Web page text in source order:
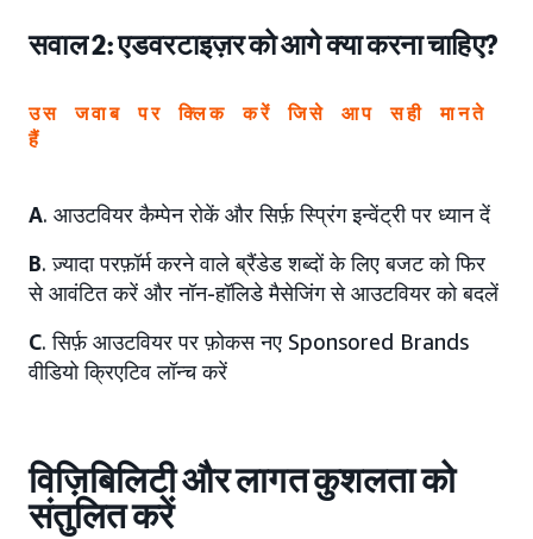
सवाल 2: एडवरटाइज़र को आगे क्या करना चाहिए?
उस जवाब पर क्लिक करें जिसे आप सही मानते
हैं
A. आउटवियर कैम्पेन रोकें और सिर्फ़ स्प्रिंग इन्वेंट्री पर ध्यान दें
B. ज़्यादा परफ़ॉर्म करने वाले ब्रैंडेड शब्दों के लिए बजट को फिर
से आवंटित करें और नॉन-हॉलिडे मैसेजिंग से आउटवियर को बदलें
C. सिर्फ़ आउटवियर पर फ़ोकस नए Sponsored Brands
वीडियो क्रिएटिव लॉन्च करें
विज़िबिलिटी और लागत कुशलता को
संतुलित करें